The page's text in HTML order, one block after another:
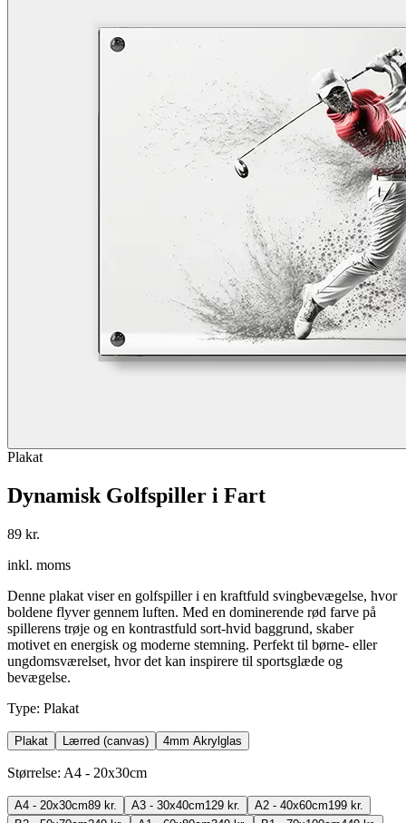
Plakat
Dynamisk Golfspiller i Fart
89 kr.
inkl. moms
Denne plakat viser en golfspiller i en kraftfuld svingbevægelse, hvor
boldene flyver gennem luften. Med en dominerende rød farve på
spillerens trøje og en kontrastfuld sort-hvid baggrund, skaber
motivet en energisk og moderne stemning. Perfekt til børne- eller
ungdomsværelset, hvor det kan inspirere til sportsglæde og
bevægelse.
Type: Plakat
Plakat Lærred (canvas) 4mm Akrylglas
Størrelse: A4 - 20x30cm
A4 - 20x30cm89 kr. A3 - 30x40cm129 kr. A2 - 40x60cm199 kr.